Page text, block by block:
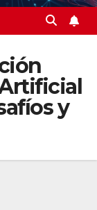
y